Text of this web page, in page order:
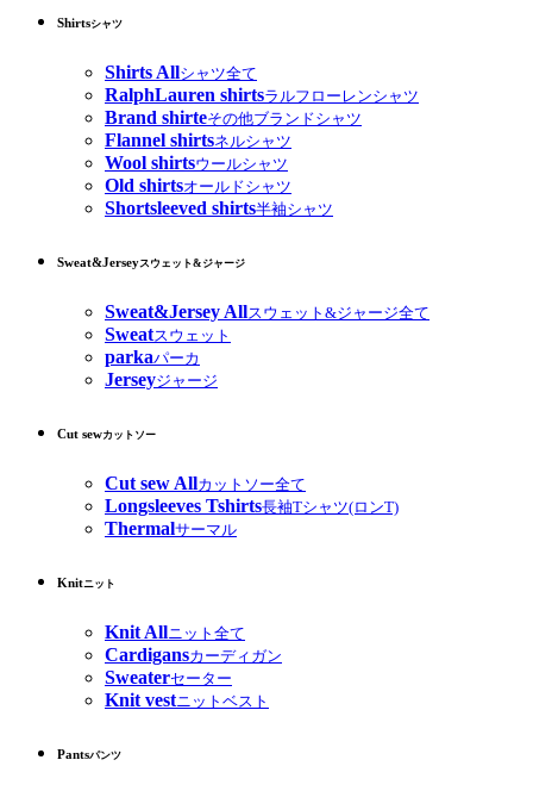
Shirtsシャツ
Shirts Allシャツ全て
RalphLauren shirtsラルフローレンシャツ
Brand shirteその他ブランドシャツ
Flannel shirtsネルシャツ
Wool shirtsウールシャツ
Old shirtsオールドシャツ
Shortsleeved shirts半袖シャツ
Sweat&Jerseyスウェット&ジャージ
Sweat&Jersey Allスウェット&ジャージ全て
Sweatスウェット
parkaパーカ
Jerseyジャージ
Cut sewカットソー
Cut sew Allカットソー全て
Longsleeves Tshirts長袖Tシャツ(ロンT)
Thermalサーマル
Knitニット
Knit Allニット全て
Cardigansカーディガン
Sweaterセーター
Knit vestニットベスト
Pantsパンツ